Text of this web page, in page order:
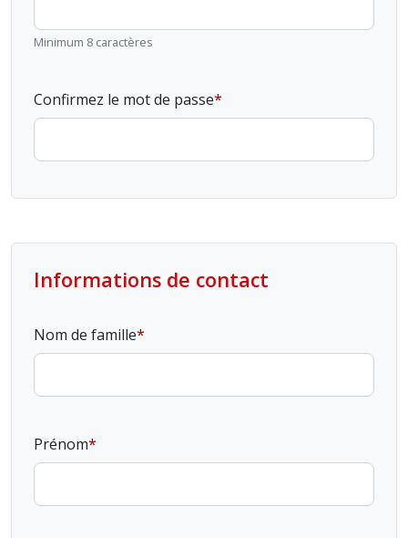
Minimum 8 caractères
Confirmez le mot de passe
Informations de contact
Nom de famille
Prénom